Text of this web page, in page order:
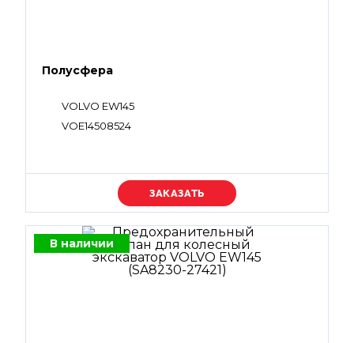
Полусфера
VOLVO EW145
VOE14508524
Уточняйте цену
В наличии